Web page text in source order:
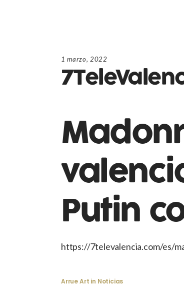
1 marzo, 2022
Putin
https://7televalencia.com/es/
Arrue Art in Noticias